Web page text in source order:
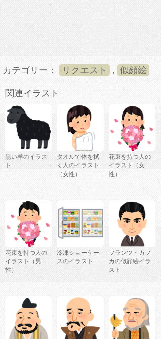
カテゴリー： リクエスト , 似顔絵
関連イラスト
黒い羊のイラス
ト
タオルで体を拭
く人のイラスト
（女性）
花束を持つ人の
イラスト（女
性）
花束を持つ人の
イラスト（男
性）
冷凍ショーケー
スのイラスト
フランツ・カフ
カの似顔絵イラ
スト